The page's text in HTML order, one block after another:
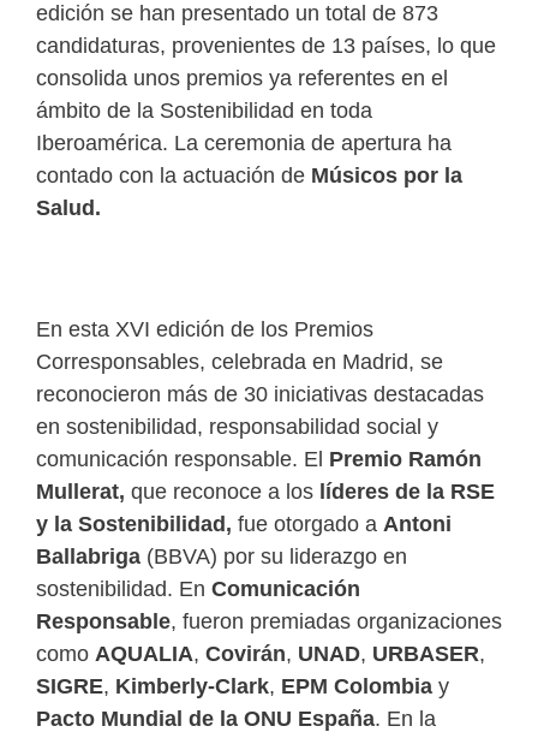
edición se han presentado un total de 873
candidaturas, provenientes de 13 países, lo que
consolida unos premios ya referentes en el
ámbito de la Sostenibilidad en toda
Iberoamérica. La ceremonia de apertura ha
contado con la actuación de Músicos por la
Salud.
En esta XVI edición de los Premios
Corresponsables, celebrada en Madrid, se
reconocieron más de 30 iniciativas destacadas
en sostenibilidad, responsabilidad social y
comunicación responsable. El Premio Ramón
Mullerat, que reconoce a los líderes de la RSE
y la Sostenibilidad, fue otorgado a Antoni
Ballabriga (BBVA) por su liderazgo en
sostenibilidad. En Comunicación
Responsable, fueron premiadas organizaciones
como AQUALIA, Covirán, UNAD, URBASER,
SIGRE, Kimberly-Clark, EPM Colombia y
Pacto Mundial de la ONU España. En la